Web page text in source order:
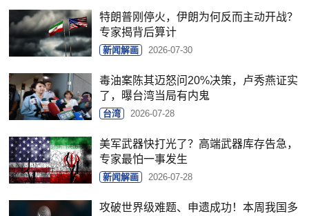
特朗普刚停火，伊朗为何反而主动开战？
专家揭背后算计
新闻解画 2026-07-30
毒油案陈其迈怒问20%决策，卢秀燕证实
了，曝台湾当局有内鬼
台湾 2026-07-28
美军武器快打光了？高端武器库存告急，
专家最怕一事发生
新闻解画 2026-07-28
攻破世界级难题、申遗成功！本周我国多